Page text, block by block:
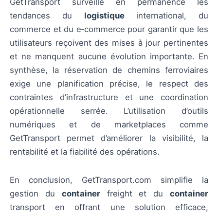
GetTransport surveille en permanence les
tendances du logistiqueinternational, du
commerce et du e‑commerce pour garantir que les
utilisateurs reçoivent des mises à jour pertinentes
et ne manquent aucune évolution importante. En
synthèse, la réservation de chemins ferroviaires
exige une planification précise, le respect des
contraintes d’infrastructure et une coordination
opérationnelle serrée. L’utilisation d’outils
numériques et de marketplaces comme
GetTransport permet d’améliorer la visibilité, la
rentabilité et la fiabilité des opérations.
En conclusion, GetTransport.com simplifie la
gestion du containerfreight et ducontainer
transport en offrant une solution efficace,